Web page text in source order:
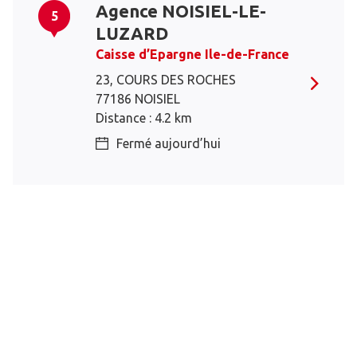
5
Agence NOISIEL-LE-
LUZARD
Caisse d’Epargne Ile-de-France
23, COURS DES ROCHES
77186 NOISIEL
Distance : 4.2 km
Fermé aujourd’hui